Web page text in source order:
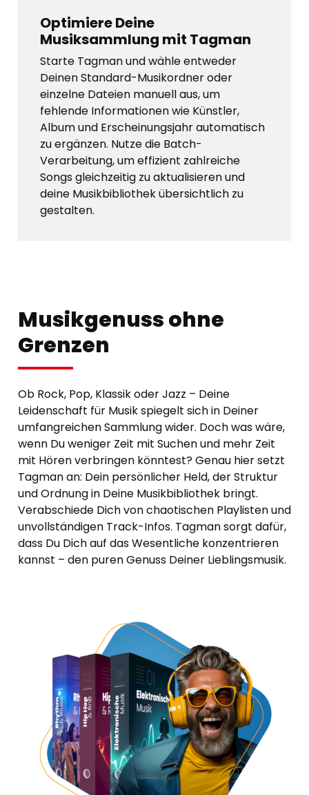
Optimiere Deine
Musiksammlung mit Tagman
Starte Tagman und wähle entweder
Deinen Standard-Musikordner oder
einzelne Dateien manuell aus, um
fehlende Informationen wie Künstler,
Album und Erscheinungsjahr automatisch
zu ergänzen. Nutze die Batch-
Verarbeitung, um effizient zahlreiche
Songs gleichzeitig zu aktualisieren und
deine Musikbibliothek übersichtlich zu
gestalten.
Musikgenuss ohne
Grenzen
Ob Rock, Pop, Klassik oder Jazz – Deine
Leidenschaft für Musik spiegelt sich in Deiner
umfangreichen Sammlung wider. Doch was wäre,
wenn Du weniger Zeit mit Suchen und mehr Zeit
mit Hören verbringen könntest? Genau hier setzt
Tagman an: Dein persönlicher Held, der Struktur
und Ordnung in Deine Musikbibliothek bringt.
Verabschiede Dich von chaotischen Playlisten und
unvollständigen Track-Infos. Tagman sorgt dafür,
dass Du Dich auf das Wesentliche konzentrieren
kannst – den puren Genuss Deiner Lieblingsmusik.